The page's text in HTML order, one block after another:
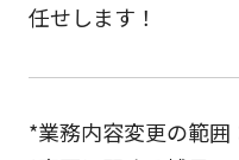
任せします！
*業務内容変更の範